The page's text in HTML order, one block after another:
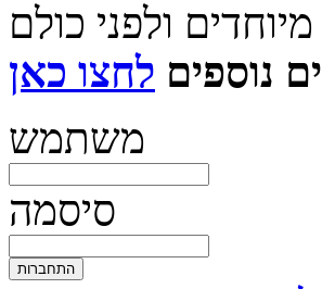
נוספים
משתמש
סיסמה